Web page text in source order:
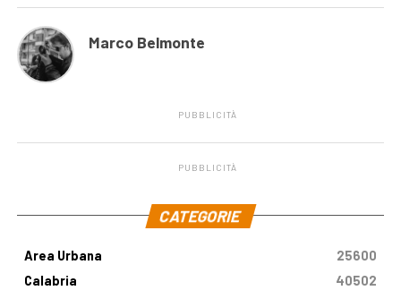
Marco Belmonte
PUBBLICITÀ
PUBBLICITÀ
CATEGORIE
Area Urbana
25600
Calabria
40502